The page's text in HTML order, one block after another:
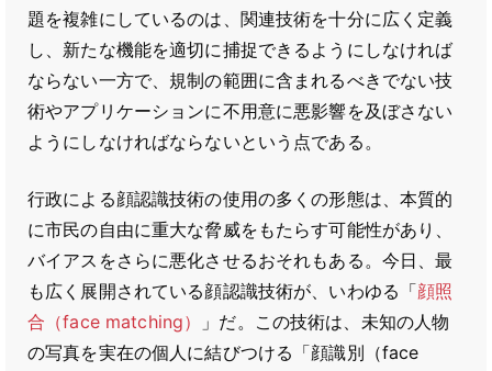
題を複雑にしているのは、関連技術を十分に広く定義
し、新たな機能を適切に捕捉できるようにしなければ
ならない一方で、規制の範囲に含まれるべきでない技
術やアプリケーションに不用意に悪影響を及ぼさない
ようにしなければならないという点である。
行政による顔認識技術の使用の多くの形態は、本質的
に市民の自由に重大な脅威をもたらす可能性があり、
バイアスをさらに悪化させるおそれもある。今日、最
も広く展開されている顔認識技術が、いわゆる「顔照
合（face matching）
」だ。この技術は、未知の人物
の写真を実在の個人に結びつける「顔識別（face